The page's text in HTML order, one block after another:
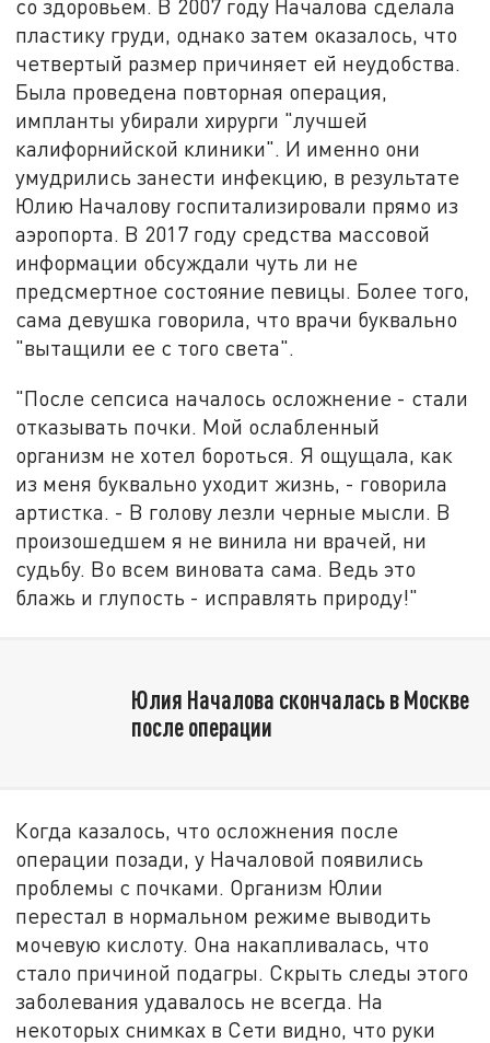
со здоровьем. В 2007 году Началова сделала
пластику груди, однако затем оказалось, что
четвертый размер причиняет ей неудобства.
Была проведена повторная операция,
импланты убирали хирурги "лучшей
калифорнийской клиники". И именно они
умудрились занести инфекцию, в результате
Юлию Началову госпитализировали прямо из
аэропорта. В 2017 году средства массовой
информации обсуждали чуть ли не
предсмертное состояние певицы. Более того,
сама девушка говорила, что врачи буквально
"вытащили ее с того света".
"После сепсиса началось осложнение - стали
отказывать почки. Мой ослабленный
организм не хотел бороться. Я ощущала, как
из меня буквально уходит жизнь, - говорила
артистка. - В голову лезли черные мысли. В
произошедшем я не винила ни врачей, ни
судьбу. Во всем виновата сама. Ведь это
блажь и глупость - исправлять природу!"
Юлия Началова скончалась в Москве
после операции
Когда казалось, что осложнения после
операции позади, у Началовой появились
проблемы с почками. Организм Юлии
перестал в нормальном режиме выводить
мочевую кислоту. Она накапливалась, что
стало причиной подагры. Скрыть следы этого
заболевания удавалось не всегда. На
некоторых снимках в Сети видно, что руки